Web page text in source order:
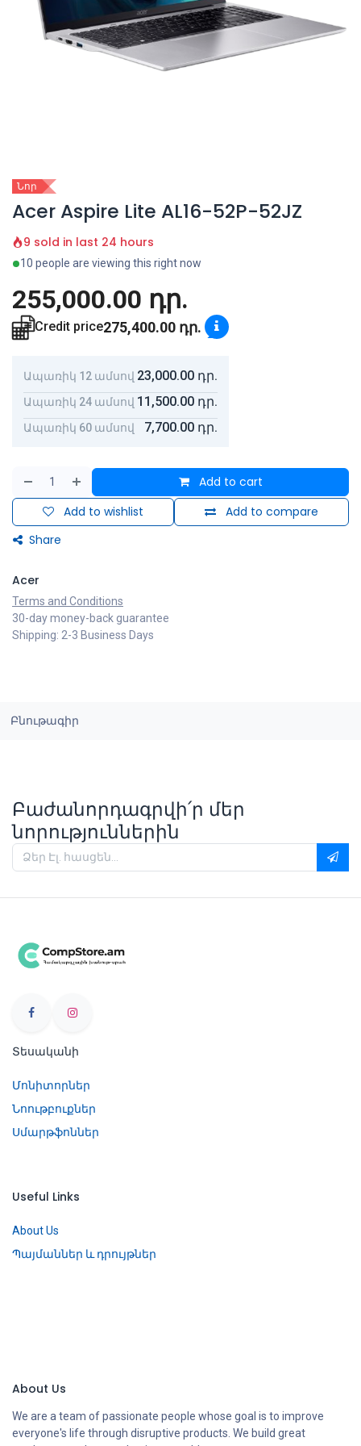
Նոր
Acer Aspire Lite AL16-52P-52JZ
9 sold in last 24 hours
10 people are viewing this right now
255,000.00 դր.
Credit price275,400.00 դր.
Ապառիկ 12 ամսով 23,000.00 դր.
Ապառիկ 24 ամսով 11,500.00 դր.
Ապառիկ 60 ամսով 7,700.00 դր.
Add to cart
Add to compare
Add to wishlist
Share
Acer
Terms and Conditions
30-day money-back guarantee
Shipping: 2-3 Business Days
Բնութագիր
Բաժանորդագրվի՛ր մեր
նորություններին
Տեսականի
Մոնիտորներ
Նոութբուքներ
Սմարթֆոններ
Useful Links
About Us
Պայմաններ և դրույթներ
About Us
We are a team of passionate people whose goal is to improve
everyone's life through disruptive products. We build great